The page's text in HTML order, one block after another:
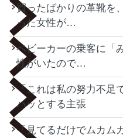
買ったばかりの革靴を
った女性が…
ベビーカーの乗客に「
性がいたので…
「これは私の努力不足
ハッとする主張
「見てるだけでムカム